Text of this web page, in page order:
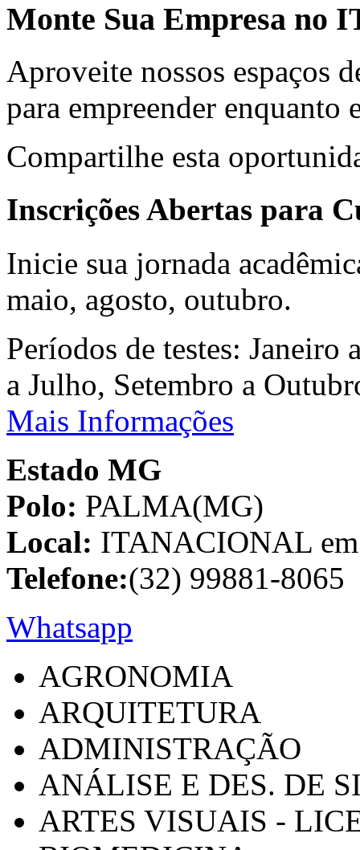
Monte Sua Empresa no
Aproveite nossos espaços
para empreender enquanto
Compartilhe esta
Inscrições Abertas para
Inicie sua jornada
maio, agosto, outubro.
Períodos de testes:
a Julho, Setembro a
Mais Informações
Estado MG
Polo: PALMA(MG)
Local: ITANACIONAL
Telefone:(32) 99881-8065
Whatsapp
AGRONOMIA
ARQUITETURA
ADMINISTRAÇÃO
ANÁLISE E DES. DE
ARTES VISUAIS -